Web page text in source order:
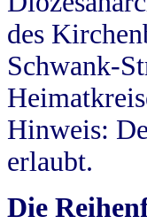
des
Schwank-
Hinweis:
erlaubt.
Die